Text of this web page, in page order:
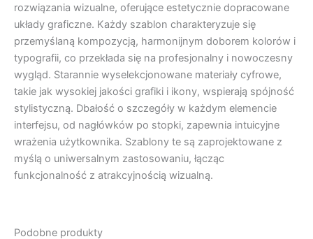
rozwiązania wizualne, oferujące estetycznie dopracowane
układy graficzne. Każdy szablon charakteryzuje się
przemyślaną kompozycją, harmonijnym doborem kolorów i
typografii, co przekłada się na profesjonalny i nowoczesny
wygląd. Starannie wyselekcjonowane materiały cyfrowe,
takie jak wysokiej jakości grafiki i ikony, wspierają spójność
stylistyczną. Dbałość o szczegóły w każdym elemencie
interfejsu, od nagłówków po stopki, zapewnia intuicyjne
wrażenia użytkownika. Szablony te są zaprojektowane z
myślą o uniwersalnym zastosowaniu, łącząc
funkcjonalność z atrakcyjnością wizualną.
Podobne produkty